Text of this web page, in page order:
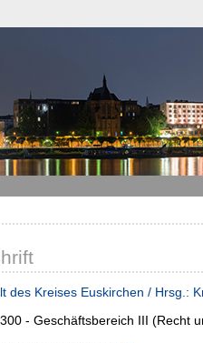
des Kreises Euskirchen / Hrsg.:
- Geschäftsbereich III (Recht